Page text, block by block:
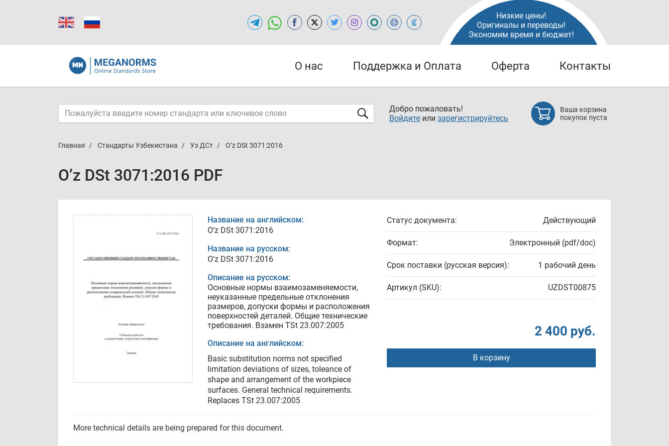
Низкие цены!
Оригиналы и переводы!
Экономим время и бюджет!
О нас Поддержка и Оплата Оферта Контакты
Добро пожаловать!
Войдите или зарегистрируйтесь
Ваша корзина
покупок пуста
Главная Стандарты Узбекистана Уз ДСт O’z DSt 3071:2016
O’z DSt 3071:2016 PDF
Название на английском:
O’z DSt 3071:2016
Название на русском:
O’z DSt 3071:2016
Описание на русском:
Основные нормы взаимозаменяемости,
неуказанные предельные отклонения
размеров, допуски формы и расположения
поверхностей деталей. Общие технические
требования. Взамен TSt 23.007:2005
Описание на английском:
Basic substitution norms not specified
limitation deviations of sizes, toleance of
shape and arrangement of the workpiece
surfaces. General technical requirements.
Replaces TSt 23.007:2005
Статус документа: Действующий
Формат: Электронный (pdf/doc)
Срок поставки (русская версия): 1 рабочий день
Артикул (SKU): UZDST00875
2 400 руб.
В корзину
More technical details are being prepared for this document.